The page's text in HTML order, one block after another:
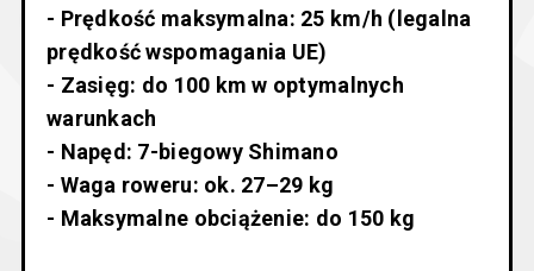
- Prędkość maksymalna: 25 km/h (legalna
prędkość wspomagania UE)
- Zasięg: do 100 km w optymalnych
warunkach
- Napęd: 7-biegowy Shimano
- Waga roweru: ok. 27–29 kg
- Maksymalne obciążenie: do 150 kg